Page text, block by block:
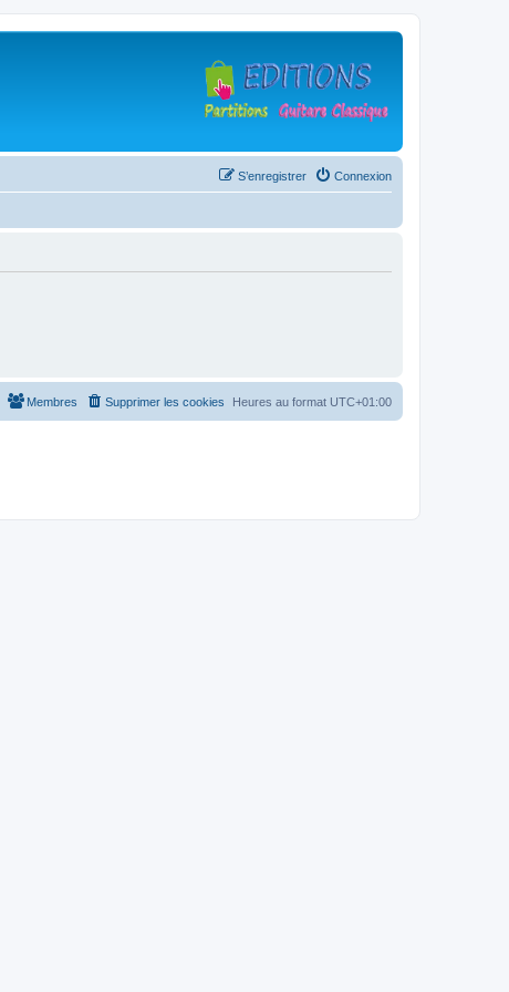
Connexion
S’enregistrer
Heures au format UTC+01:00
Supprimer les cookies
Membres